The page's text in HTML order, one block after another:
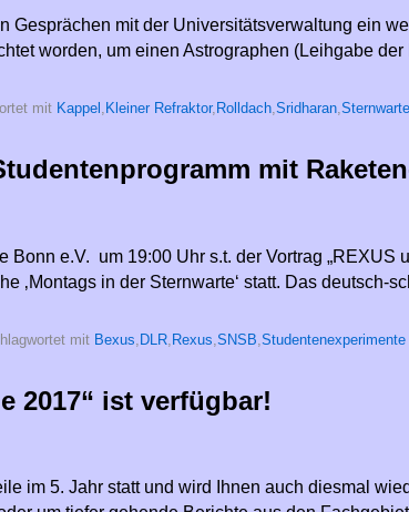
Gesprächen mit der Universitätsverwaltung ein
worden, um einen Astrographen (Leihgabe
mit Kappel , Kleiner Refraktor, Rolldach,Sridharan,Sternwarte
mit
e.V. um 19:00 Uhr s.t. der Vortrag
‚Montags in der Sternwarte‘ statt. Das deutsch-
mit Bexus DLR Rexus SNSB Studentenexperimente
2017“ ist verfügbar!
im 5. Jahr statt und wird Ihnen auch diesmal